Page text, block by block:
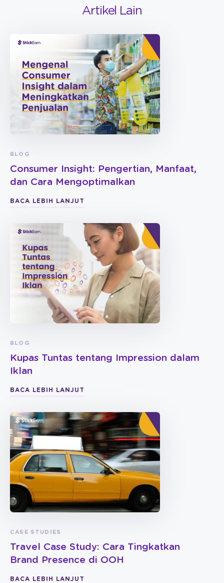
Artikel Lain
BLOG
Consumer Insight: Pengertian, Manfaat,
dan Cara Mengoptimalkan
BACA LEBIH LANJUT
BLOG
Kupas Tuntas tentang Impression dalam
Iklan
BACA LEBIH LANJUT
CASE STUDIES
Travel Case Study: Cara Tingkatkan
Brand Presence di OOH
BACA LEBIH LANJUT